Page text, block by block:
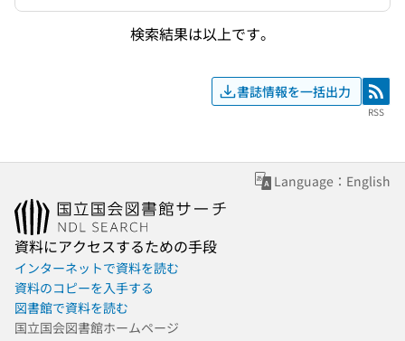
検索結果は以上です。
書誌情報を一括出力 RSS
RSS
Language：English
資料にアクセスするための手段
インターネットで資料を読む
資料のコピーを入手する
図書館で資料を読む
国立国会図書館ホームページ